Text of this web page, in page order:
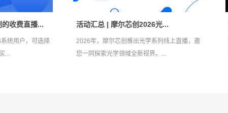
收费直播...
统用户，可选择
...
活动汇总 | 摩尔芯创2026光...
2026年，摩尔芯创推出光学系列线上直播，邀
您一同探索光学领域全新视界。...